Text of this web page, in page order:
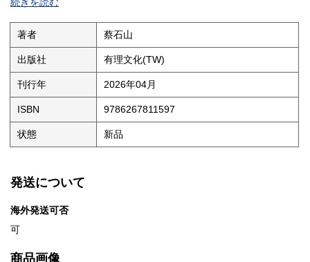
──一致推薦
──一九四五年日本投降，到國民政府正式接收前的七十天權力真
空，發生什麼左右了島嶼日後的命運？
──台灣歷經戒嚴、白色恐怖、民主化浪潮，美國到底站在什麼位
置？當六項保證寫入歷史，美國究竟改變了什麼？
──從加工出口區到科技產業，從代工島嶼到晶片重鎮，一個被外交
孤立的島嶼，為什麼能掌握世界科技關鍵？
戰後的台灣，是在冷戰、威權統治、民主運動與國際政治拉扯之
中，一步步走出來的新國家。然而究竟是什麼因素形塑了今日台灣
的國際位置、政治格局、經濟體質，以及社會文化風貌？
本文化對台灣社會的影響，已有大量討論；故本書深入探究美國因
素如何推動台灣多元、公民社會的形成，以及島內「第三波民主」
社會之起源與演進。
本書從一九四五年戰後局勢切入，橫跨國民黨來台、戒嚴體制、白
色恐怖、民主化運動，到台美關係、兩岸緊張與國際秩序的重組。
與社會結構。
著者 蔡石山
出版社 有理文化(TW)
刊行年 2026年04月
ISBN 9786267811597
状態 新品
発送について
海外発送可否
可
商品画像